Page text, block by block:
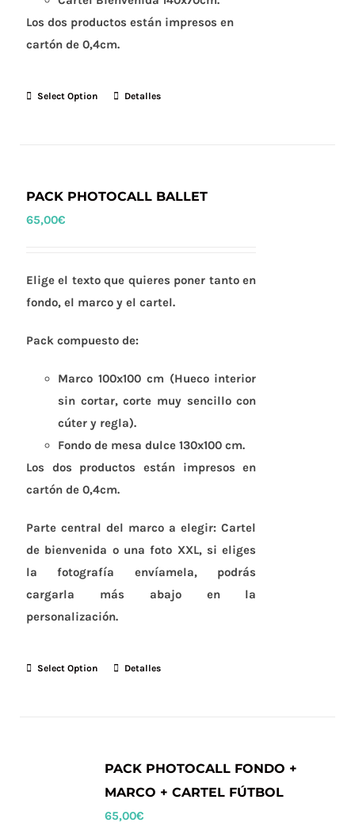
Los dos productos están impresos en
cartón de 0,4cm.
Select Option Detalles
PACK PHOTOCALL BALLET
65,00€
Elige el texto que quieres poner tanto en
fondo, el marco y el cartel.
Pack compuesto de:
Marco 100x100 cm (Hueco interior
sin cortar, corte muy sencillo con
cúter y regla).
Fondo de mesa dulce 130x100 cm.
Los dos productos están impresos en
cartón de 0,4cm.
Parte central del marco a elegir: Cartel
de bienvenida o una foto XXL, si eliges
la fotografía envíamela, podrás
cargarla más abajo en la
personalización.
Select Option Detalles
PACK PHOTOCALL FONDO +
MARCO + CARTEL FÚTBOL
65,00€